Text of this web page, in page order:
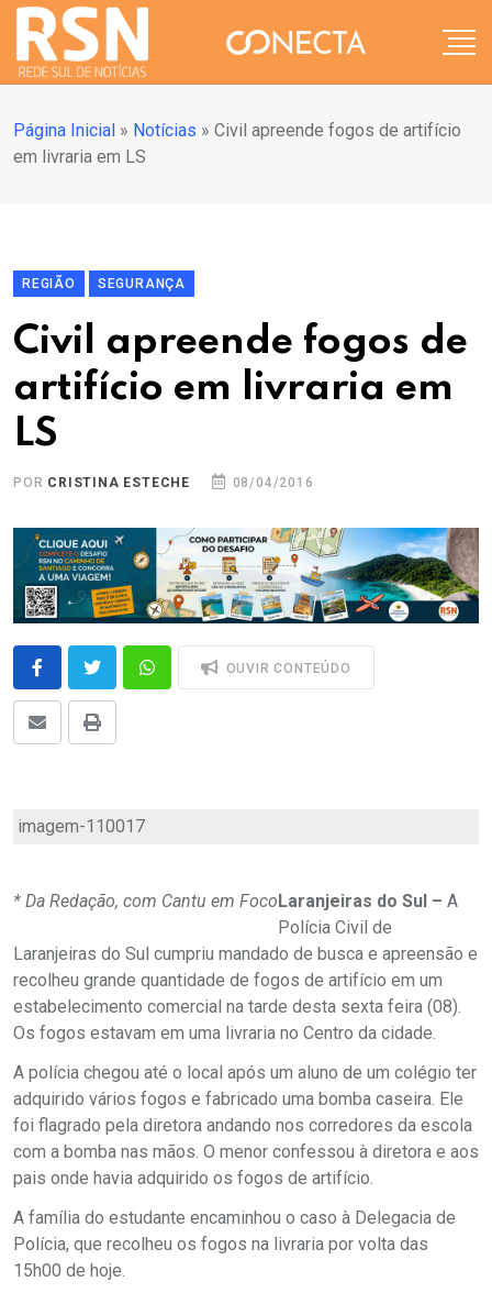
Página Inicial » Notícias » Civil apreende fogos de artifício
em livraria em LS
REGIÃO SEGURANÇA
Civil apreende fogos de
artifício em livraria em
LS
POR CRISTINA ESTECHE 08/04/2016
OUVIR CONTEÚDO
imagem-110017
* Da Redação, com Cantu em FocoLaranjeiras do Sul – A
Polícia Civil de
Laranjeiras do Sul cumpriu mandado de busca e apreensão e
recolheu grande quantidade de fogos de artifício em um
estabelecimento comercial na tarde desta sexta feira (08).
Os fogos estavam em uma livraria no Centro da cidade.
A polícia chegou até o local após um aluno de um colégio ter
adquirido vários fogos e fabricado uma bomba caseira. Ele
foi flagrado pela diretora andando nos corredores da escola
com a bomba nas mãos. O menor confessou à diretora e aos
pais onde havia adquirido os fogos de artifício.
A família do estudante encaminhou o caso à Delegacia de
Polícia, que recolheu os fogos na livraria por volta das
15h00 de hoje.